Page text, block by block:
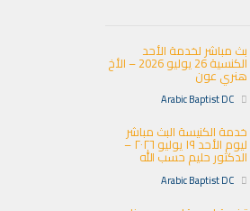
بث مباشر لخدمة الأحد
الكنسية 26 يوليو 2026 – الأخ
هنري عون
Arabic Baptist DC
خدمة الكنيسة البث مباشر
ليوم الأحد ١٩ يوليو ٢٠٢٦ –
الدكتور حليم حسب الله
Arabic Baptist DC